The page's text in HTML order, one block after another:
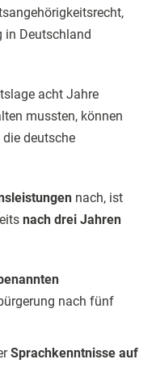
in Deutschland
acht Jahre
mussten, können
die deutsche
nach, ist
nach drei Jahren
nach fünf
Sprachkenntnisse auf